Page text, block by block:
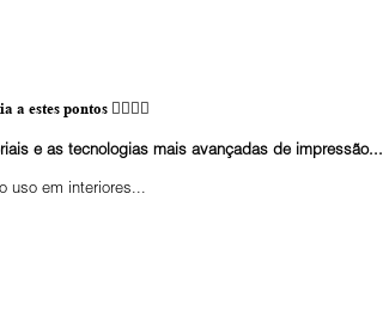
pontos 👇🏼👇🏼
e as tecnologias mais avançadas de impressão...
uso em interiores...